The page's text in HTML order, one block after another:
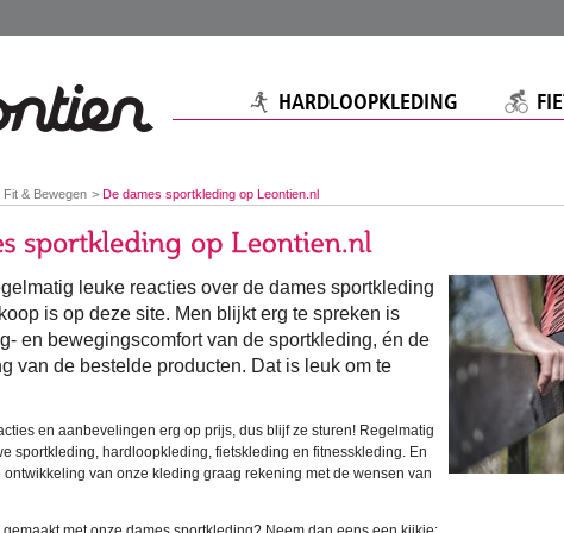
Fit & Bewegen De dames sportkleding op Leontien.nl
leuke reacties over de dames sportkleding
is op deze site. Men blijkt erg te spreken is
en bewegingscomfort van de sportkleding, én de
van de bestelde producten. Dat is leuk om te
en aanbevelingen erg op prijs, dus blijf ze sturen! Regelmatig
sportkleding, hardloopkleding, fietskleding en fitnesskleding. En
van onze kleding graag rekening met de wensen van
HARDLOOPKLEDING